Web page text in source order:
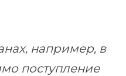
например, в
поступление